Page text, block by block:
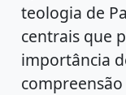
teologia de
centrais que
importância